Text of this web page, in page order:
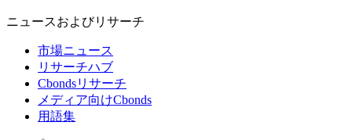
ニュースおよびリサーチ
市場ニュース
リサーチハブ
Cbondsリサーチ
メディア向けCbonds
用語集